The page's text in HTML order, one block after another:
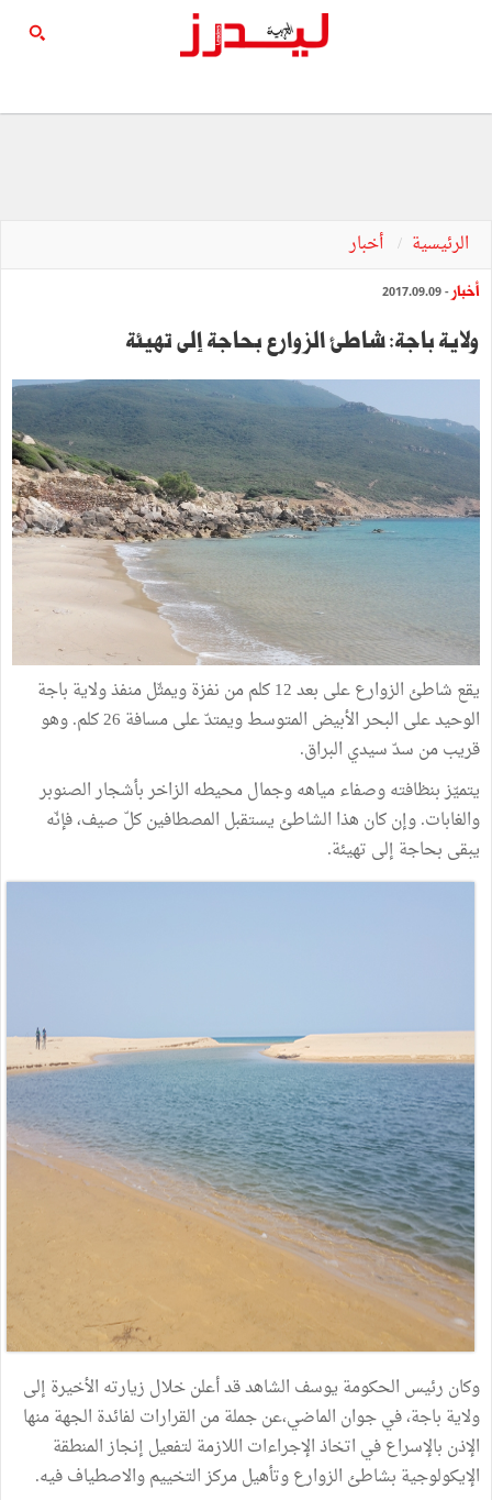
الرئيسية أخبار
أخبار - 2017.09.09
ولاية باجة: شاطئ الزوارع بحاجة إلى تهيئة
يقع شاطئ الزوارع على بعد 12 كلم من نفزة ويمثّل منفذ ولاية باجة
الوحيد على البحر الأبيض المتوسط ويمتدّ على مسافة 26 كلم. وهو
قريب من سدّ سيدي البراق.
يتميّز بنظافته وصفاء مياهه وجمال محيطه الزاخر بأشجار الصنوبر
والغابات. وإن كان هذا الشاطئ يستقبل المصطافين كلّ صيف، فإنّه
يبقى بحاجة إلى تهيئة.
وكان رئيس الحكومة يوسف الشاهد قد أعلن خلال زيارته الأخيرة إلى
ولاية باجة، في جوان الماضي،عن جملة من القرارات لفائدة الجهة منها
الإذن بالإسراع في اتخاذ الإجراءات اللازمة لتفعيل إنجاز المنطقة
الإيكولوجية بشاطئ الزوارع وتأهيل مركز التخييم والاصطياف فيه.